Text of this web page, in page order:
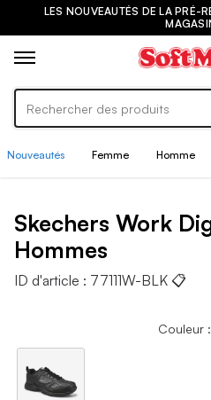
LES NOUVEAUTÉS DE LA PRÉ-
Nouveautés Femme Homme
Skechers Work
Hommes
ID d'article : 77111W-BLK 📋
Couleur